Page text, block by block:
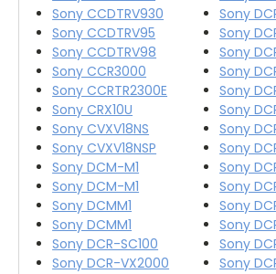
Sony CCDTRV930
Sony CCDTRV95
Sony CCDTRV98
Sony CCR3000
Sony CCRTR2300E
Sony CRX10U
Sony CVXV18NS
Sony CVXV18NSP
Sony DCM-M1
Sony DCM-M1
Sony DCMM1
Sony DCMM1
Sony DCR-SC100
Sony DCR-VX2000
Sony
Sony
Sony
Sony
Sony
Sony
Sony
Sony
Sony
Sony
Sony
Sony
Sony
Sony